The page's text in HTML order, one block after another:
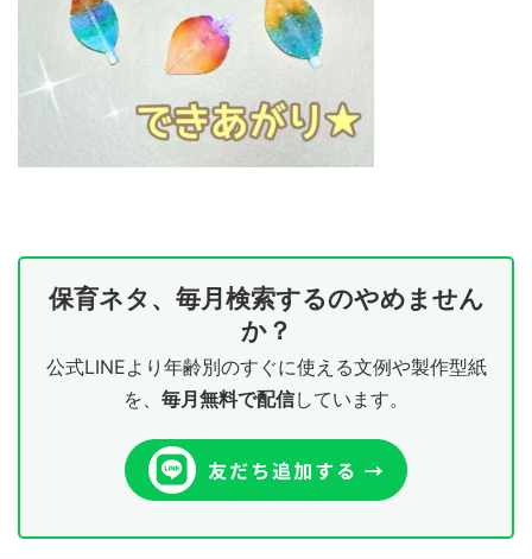
保育ネタ、毎月検索するのやめません
か？
公式LINEより年齢別のすぐに使える文例や製作型紙
を、 毎月無料で配信しています。